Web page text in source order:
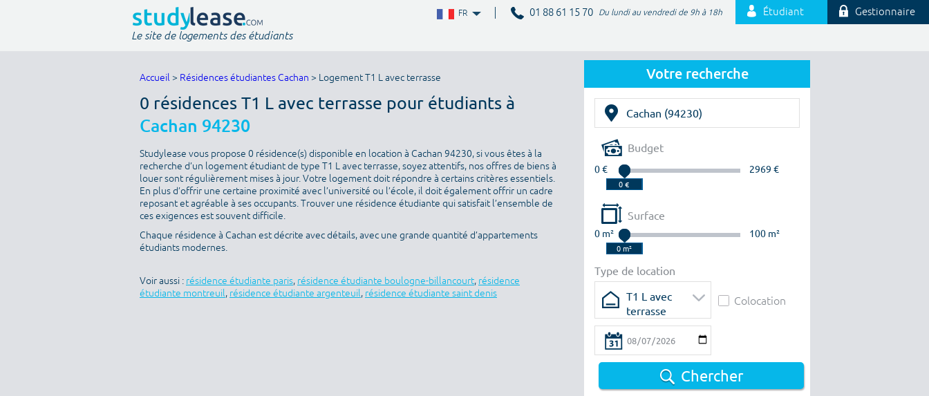
FR 01 88 61 15 70 Du lundi au vendredi de 9h à 18h Étudiant Gestionnaire
Le site de logements des étudiants
Votre recherche
Budget
0 € 2969 €
Surface
0 m² 100 m²
Type de location
T1 L avec
terrasse
Colocation
Chercher
Accueil > Résidences étudiantes Cachan > Logement T1 L avec terrasse
0 résidences T1 L avec terrasse pour étudiants à
Cachan 94230
Studylease vous propose 0 résidence(s) disponible en location à Cachan 94230, si vous êtes à la
recherche d’un logement étudiant de type T1 L avec terrasse, soyez attentifs, nos offres de biens à
louer sont régulièrement mises à jour. Votre logement doit répondre à certains critères essentiels.
En plus d’offrir une certaine proximité avec l’université ou l’école, il doit également offrir un cadre
reposant et agréable à ses occupants. Trouver une résidence étudiante qui satisfait l’ensemble de
ces exigences est souvent difficile.
Chaque résidence à Cachan est décrite avec détails, avec une grande quantité d’appartements
étudiants modernes.
Voir aussi : résidence étudiante paris, résidence étudiante boulogne-billancourt, résidence
étudiante montreuil, résidence étudiante argenteuil, résidence étudiante saint denis